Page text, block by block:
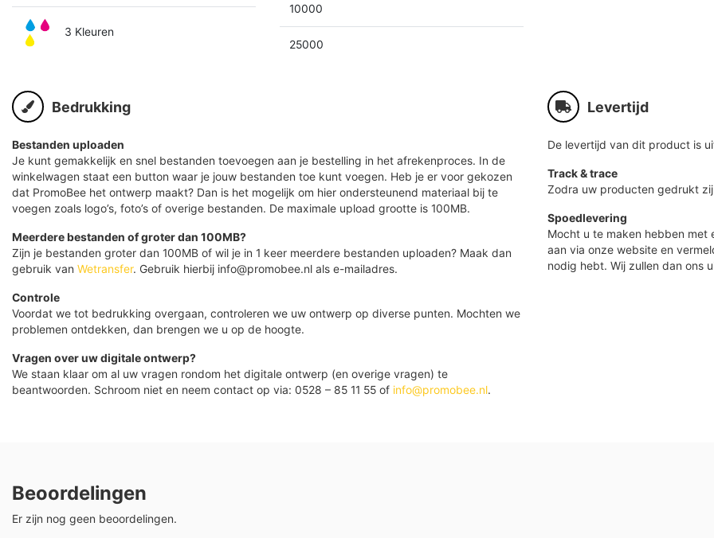
3 Kleuren
10000
25000
Bedrukking
Bestanden uploaden
Je kunt gemakkelijk en snel bestanden toevoegen aan je bestelling in het afrekenproces. In de
winkelwagen staat een button waar je jouw bestanden toe kunt voegen. Heb je er voor gekozen
dat PromoBee het ontwerp maakt? Dan is het mogelijk om hier ondersteunend materiaal bij te
voegen zoals logo’s, foto’s of overige bestanden. De maximale upload grootte is 100MB.
Meerdere bestanden of groter dan 100MB?
Zijn je bestanden groter dan 100MB of wil je in 1 keer meerdere bestanden uploaden? Maak dan
gebruik van Wetransfer. Gebruik hierbij info@promobee.nl als e-mailadres.
Controle
Voordat we tot bedrukking overgaan, controleren we uw ontwerp op diverse punten. Mochten we
problemen ontdekken, dan brengen we u op de hoogte.
Vragen over uw digitale ontwerp?
We staan klaar om al uw vragen rondom het digitale ontwerp (en overige vragen) te
beantwoorden. Schroom niet en neem contact op via: 0528 – 85 11 55 of info@promobee.nl.
Levertijd
De levertijd van dit product is
Track & trace
Zodra uw producten gedrukt
Spoedlevering
Mocht u te maken hebben met
aan via onze website en
nodig hebt. Wij zullen dan ons
Beoordelingen
Er zijn nog geen beoordelingen.